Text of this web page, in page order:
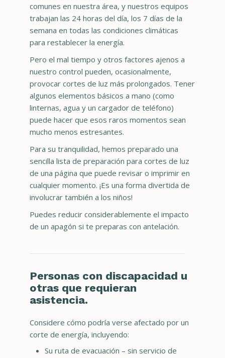
comunes en nuestra área, y nuestros equipos
trabajan las 24 horas del día, los 7 días de la
semana en todas las condiciones climáticas
para restablecer la energía.
Pero el mal tiempo y otros factores ajenos a
nuestro control pueden, ocasionalmente,
provocar cortes de luz más prolongados. Tener
algunos elementos básicos a mano (como
linternas, agua y un cargador de teléfono)
puede hacer que esos raros momentos sean
mucho menos estresantes.
Para su tranquilidad, hemos preparado una
sencilla lista de preparación para cortes de luz
de una página que puede revisar o imprimir en
cualquier momento. ¡Es una forma divertida de
involucrar también a los niños!
Puedes reducir considerablemente el impacto
de un apagón si te preparas con antelación.
Personas con discapacidad u
otras que requieran
asistencia.
Considere cómo podría verse afectado por un
corte de energía, incluyendo:
Su ruta de evacuación – sin servicio de